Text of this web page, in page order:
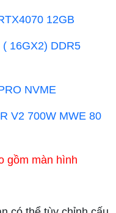
12GB
16GX2) DDR5
NVME
V2 700W MWE 80
gồm màn hình